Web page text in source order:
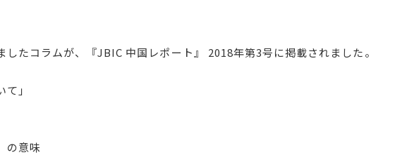
たコラムが、『JBIC 中国レポート』 2018年第3号に掲載されました。
」
の意味